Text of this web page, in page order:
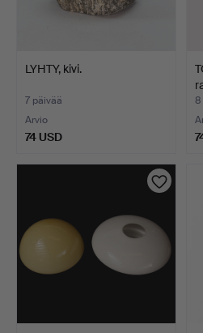
LYHTY, kivi.
7 päivää
Arvio
74 USD
8